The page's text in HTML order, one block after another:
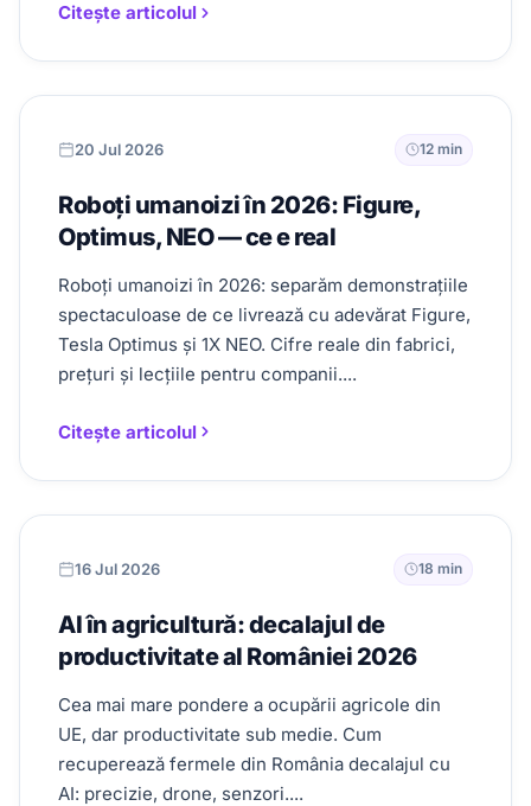
Citește articolul
20 Jul 2026 12 min
Roboți umanoizi în 2026: Figure,
Optimus, NEO — ce e real
Roboți umanoizi în 2026: separăm demonstrațiile
spectaculoase de ce livrează cu adevărat Figure,
Tesla Optimus și 1X NEO. Cifre reale din fabrici,
prețuri și lecțiile pentru companii....
Citește articolul
16 Jul 2026 18 min
AI în agricultură: decalajul de
productivitate al României 2026
Cea mai mare pondere a ocupării agricole din
UE, dar productivitate sub medie. Cum
recuperează fermele din România decalajul cu
AI: precizie, drone, senzori....